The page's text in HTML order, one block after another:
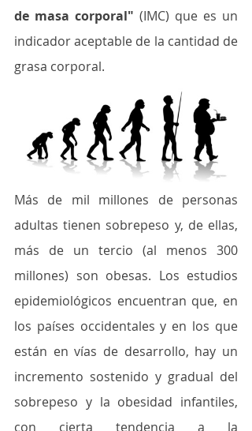
de masa corporal" (IMC) que es un
indicador aceptable de la cantidad de
grasa corporal.
Más de mil millones de personas
adultas tienen sobrepeso y, de ellas,
más de un tercio (al menos 300
millones) son obesas. Los estudios
epidemiológicos encuentran que, en
los países occidentales y en los que
están en vías de desarrollo, hay un
incremento sostenido y gradual del
sobrepeso y la obesidad infantiles,
con cierta tendencia a la